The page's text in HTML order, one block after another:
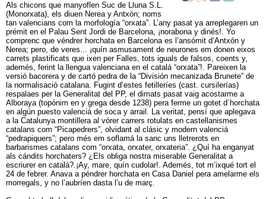
Als chicons que manyoflen Suc de Lluna S.L.
(Monorxata), els diuen Nerea y Antxón; noms
tan valencians com la morfología “orxata”. L’any pasat ya arreplegaren un
prémit en el Palau Sent Jordi de Barcelona, ¡norabona y dinés!. Yo
comprenc que véndrer horchata en Barcelona es l’ansómit d’Antxón y
Nerea; pero, de veres... ¡quín asmusament de neurones em donen eixos
carrets plastificats que ixen per Falles, tots iguals de falsos, coents y,
ademés, ferint la llengua valenciana en el catalá “orxata”!. Pareixen la
versió bacorera y de cartó pedra de la “División mecanizada Brunete” de
la normalisació catalana. Fugint d’estes fetilleríes (cast. cursilerías)
respalaes per la Generalitat del PP, el dimats pasat vaig acostarme a
Alboraya (topónim en y grega desde 1238) pera ferme un gotet d´horchata
en algún puesto valenciá de soca y arrail. La veritat, pensí que aplegava
a la Catalunya montillera al vórer carrers rotulats en castellanismes
catalans com “Picapedrers”, olvidant al clásic y modern valenciá
“pedrapiquers”; pero més em soflamá la sanc uns lletrerots en
barbarismes catalans com “orxata, orxater, orxateria”. ¿Quí ha enganyat
als cándits horchaters? ¿Els obliga nostra miserable Generalitat a
escriurer en catalá?.¡Ay, mare, quín cudolar!. Ademés, tot m’ixqué tort el
24 de febrer. Anava a péndrer horchata en Casa Daniel pera amelarme els
morregals, y no l’aubríen dasta l’u de març.